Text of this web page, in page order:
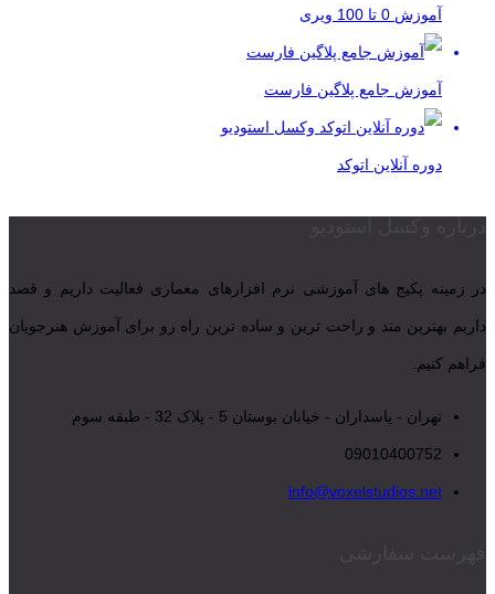
آموزش 0 تا 100 ویری
آموزش جامع پلاگین فارست
دوره آنلاین اتوکد
در زمینه پکیج های آموزشی نرم افزارهای معماری فعالیت داریم و قصد
داریم بهترین متد و راحت ترین و ساده ترین راه رو برای آموزش هنرجویان
فراهم کنیم.
تهران - پاسداران - خیابان بوستان 5 - پلاک 32 - طبقه سوم
09010400752
info@voxelstudios.net